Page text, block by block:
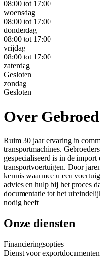
08:00 tot 17:00
woensdag
08:00 tot 17:00
donderdag
08:00 tot 17:00
vrijdag
08:00 tot 17:00
zaterdag
Gesloten
zondag
Gesloten
Over
Ruim 30 jaar ervaring in
transportmachines.
gespecialiseerd is in de
transportvoertuigen. Door
kennis waarmee u een
advies en hulp bij het proces
documentatie tot het
nodig heeft
Onze diensten
Financieringsopties
Dienst voor exportdocumenten